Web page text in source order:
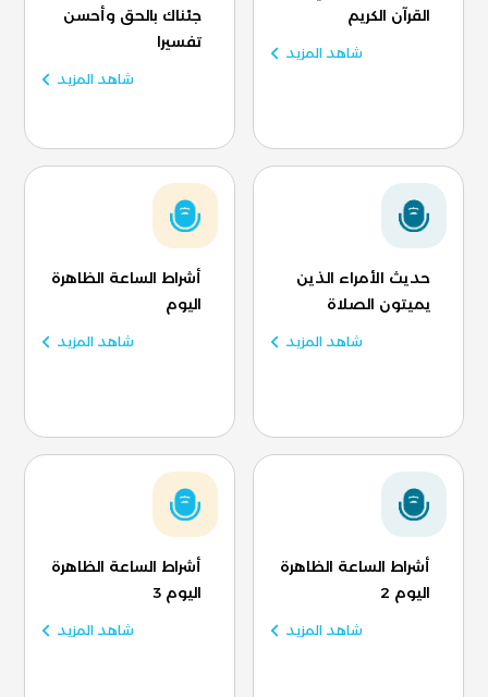
القرآن الكريم
شاهد المزيد
جئناك بالحق وأحسن
تفسيرا
شاهد المزيد
حديث الأمراء الذين
يميتون الصلاة
شاهد المزيد
أشراط الساعة الظاهرة
اليوم
شاهد المزيد
أشراط الساعة الظاهرة
اليوم 2
شاهد المزيد
أشراط الساعة الظاهرة
اليوم 3
شاهد المزيد